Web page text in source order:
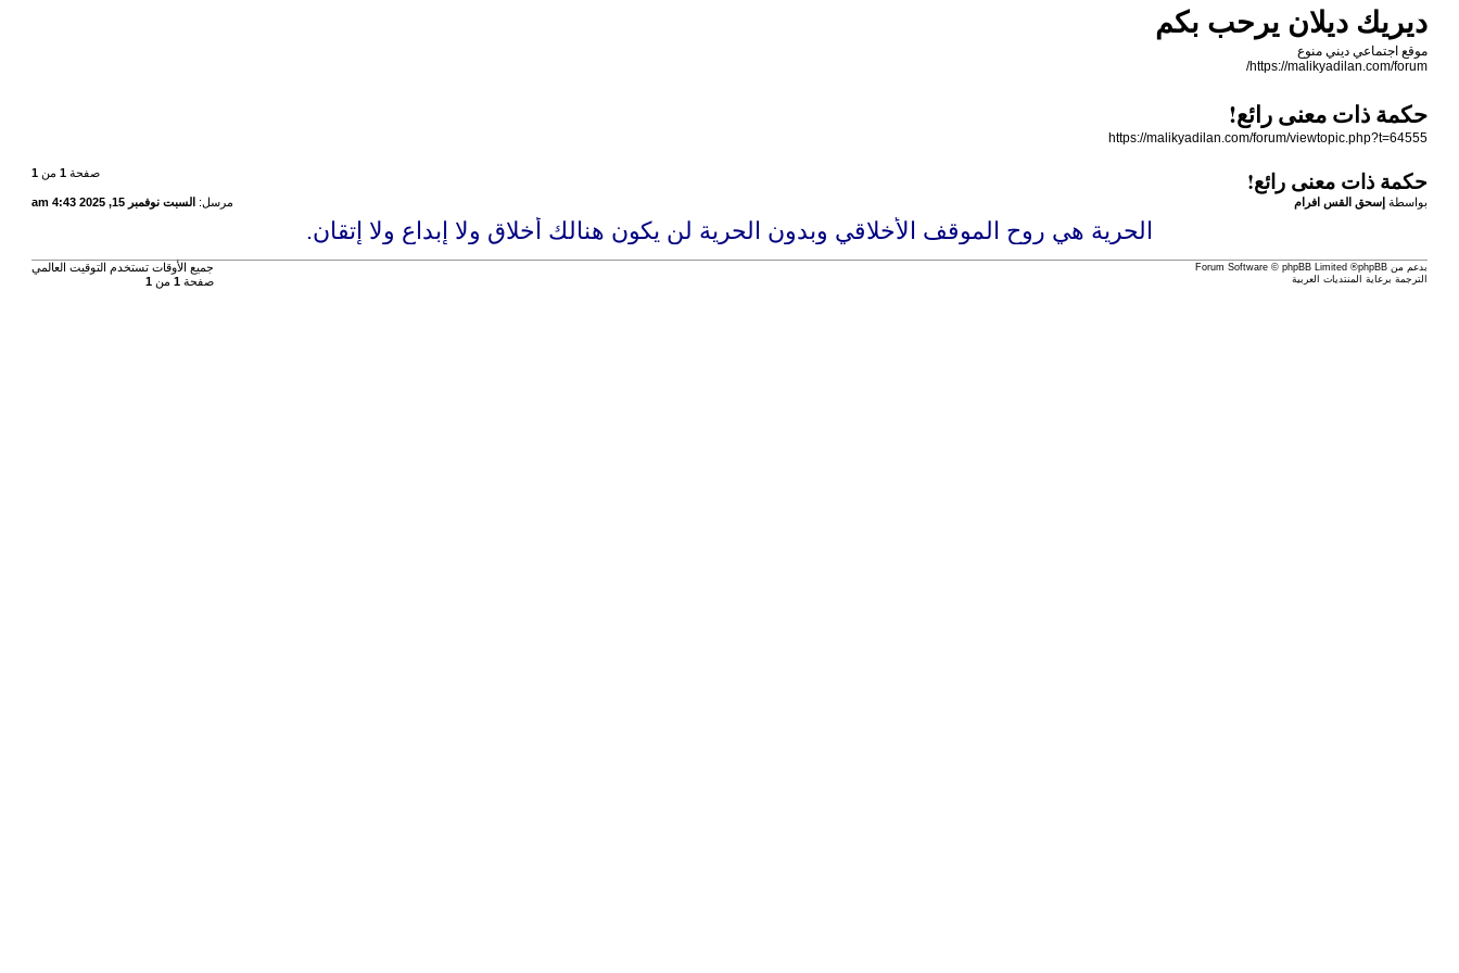
ديريك ديلان يرحب بكم
موقع اجتماعي ديني منوع
https://malikyadilan.com/forum/
حكمة ذات معنى رائع!
https://malikyadilan.com/forum/viewtopic.php?t=64555
صفحة 1من 1 حكمة ذات معنى رائع!
مرسل: السبت نوفمبر 15, 2025 4:43 am بواسطةإسحق القس افرام
الحرية هي روح الموقف الأخلاقي وبدون الحرية لن يكون هنالك أخلاق ولا إبداع ولا إتقان.
جميع الأوقات تستخدم
التوقيت العالمي
صفحة 1من 1
بدعم منphpBB
® Forum Software © phpBB Limited
الترجمة برعاية المنتديات العربية